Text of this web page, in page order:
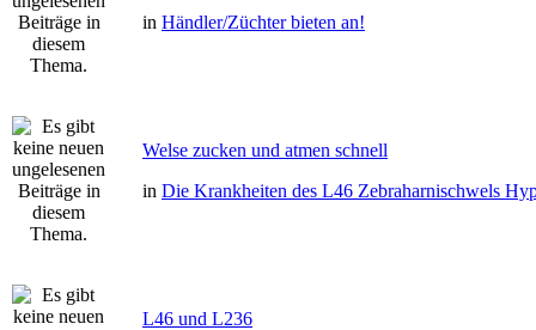
in Händler/Züchter bieten an!
Welse zucken und atmen schnell
in Die Krankheiten des L46 Zebraharnischwels
L46 und L236